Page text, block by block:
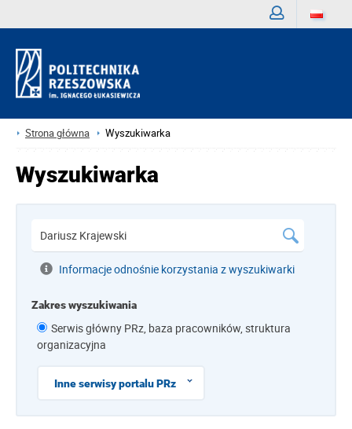
Strona główna Wyszukiwarka
Wyszukiwarka
Informacje odnośnie korzystania z wyszukiwarki
Zakres wyszukiwania
Serwis główny PRz, baza pracowników, struktura
organizacyjna
Inne serwisy portalu PRz